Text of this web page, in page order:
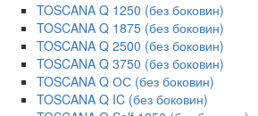
TOSCANA Q 1250 (без боковин)
TOSCANA Q 1875 (без боковин)
TOSCANA Q 2500 (без боковин)
TOSCANA Q 3750 (без боковин)
TOSCANA Q ОС (без боковин)
TOSCANA Q IC (без боковин)